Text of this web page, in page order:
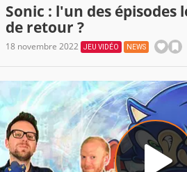
Sonic : l'un des épisodes
de retour ?
18 novembre 2022 JEU VIDÉO NEWS